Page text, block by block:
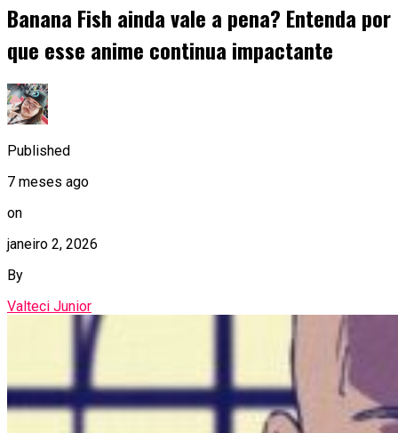
Banana Fish ainda vale a pena? Entenda por
que esse anime continua impactante
Published
7 meses ago
on
janeiro 2, 2026
By
Valteci Junior